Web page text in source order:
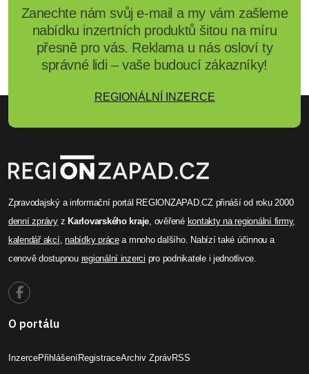
Zanechte nám svůj e-mail a my vám zašleme
nabídku inzertních produktů šitou na míru
přesně pro vás. Reklama u nás osloví ty
správné lidi – vaše budoucí zákazníky!
REGIONÁLNÍ INZERCE
Zpravodajský a informační portál REGIONZAPAD.CZ přináší od roku 2000
denní zprávyz Karlovarského kraje , ověřené kontakty na regionální firmy,
kalendář akcí,nabídky prácea mnoho dalšího. Nabízí také účinnou a
cenově dostupnou regionální inzerci pro podnikatele i jednotlivce.
O portálu
InzercePřihlášeníRegistraceArchiv ZprávRSS